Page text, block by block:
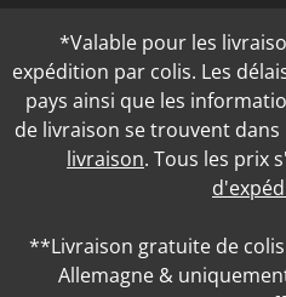
*Valable pour les
expédition par colis. Les
pays ainsi que les
de livraison se trouvent
livraison. Tous les prix
**Livraison gratuite de
Allemagne &